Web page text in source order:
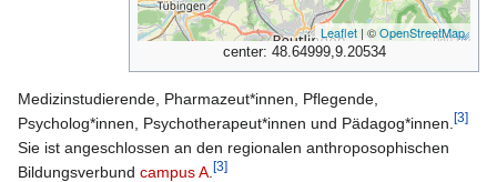
Leaflet | ©OpenStreetMap
center: 48.64999,9.20534
Medizinstudierende, Pharmazeut*innen, Pflegende,
Psycholog*innen, Psychotherapeut*innen und Pädagog*innen. [3]
Sie ist angeschlossen an den regionalen anthroposophischen
Bildungsverbund campus A [3]